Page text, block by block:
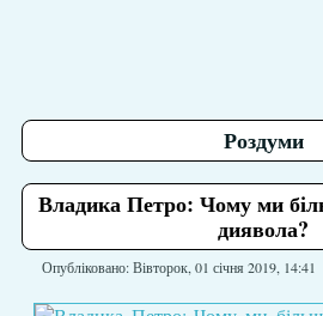
Роздуми
Владика Петро: Чому ми
диявола?
Опубліковано: Вівторок, 01 січня 2019, 14:41